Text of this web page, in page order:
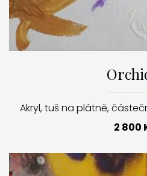
Akryl, tuš na plátně,
2 800